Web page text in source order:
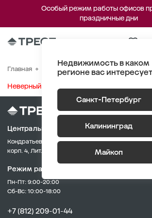
Особый режим работы офисов
праздничные дни
Недвижимость в каком
регионе вас
Санкт-Петербург
Калининград
Майкоп
Главная
Неверный информационный блок
Центральный офис продаж
Кондратьевский пр., д. 62,
корп. 4, Лит. А
Режим работы:
Пн-Пт: 9:00-20:00
Сб-Вс: 10:00-18:00
+7 (812) 209-01-44